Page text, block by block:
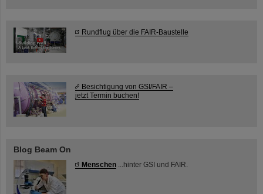
Rundflug über die FAIR-Baustelle
Besichtigung von GSI/FAIR –
jetzt Termin buchen!
Blog Beam On
Menschen ...hinter GSI und FAIR.